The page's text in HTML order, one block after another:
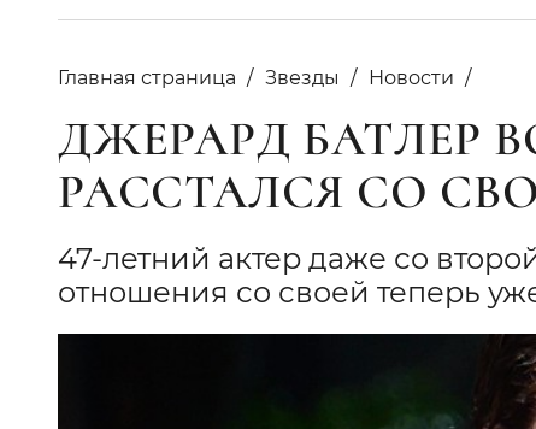
Главная страница Звезды Новости
ДЖЕРАРД БАТЛЕР
РАССТАЛСЯ СО
47-летний актер даже со
отношения со своей теперь